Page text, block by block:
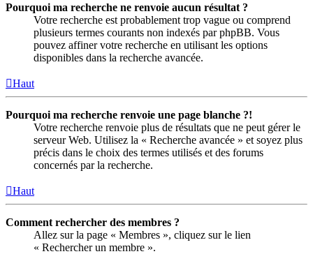
Pourquoi ma recherche ne renvoie aucun résultat ?
Votre recherche est probablement trop vague ou comprend
plusieurs termes courants non indexés par phpBB. Vous
pouvez affiner votre recherche en utilisant les options
disponibles dans la recherche avancée.
Haut
Pourquoi ma recherche renvoie une page blanche ?!
Votre recherche renvoie plus de résultats que ne peut gérer le
serveur Web. Utilisez la « Recherche avancée » et soyez plus
précis dans le choix des termes utilisés et des forums
concernés par la recherche.
Haut
Comment rechercher des membres ?
Allez sur la page « Membres », cliquez sur le lien
« Rechercher un membre ».